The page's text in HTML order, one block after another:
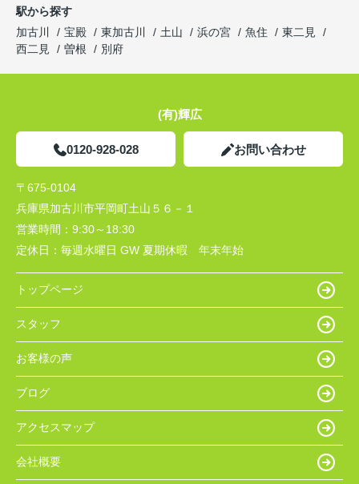
駅から探す
加古川
宝殿 東加古川 土山 浜の宮 魚住
東二見
西二見
曽根 別府
(有)輝広
0120-928-028 お問い合わせ
〒675-0104
兵庫県加古川市平岡町土山５６－１
営業時間： 9:30～18:30
定休日： 毎週水曜日 GW 夏期休暇 年末年始
トップページ
スタッフ
お客様の声
ブログ
アクセスマップ
会社概要